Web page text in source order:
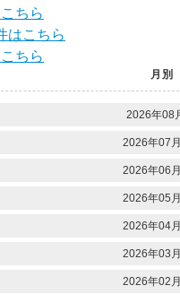
ちら
はこちら
ちら
月別
2026年08
2026年07
2026年06
2026年05
2026年04
2026年03
2026年02